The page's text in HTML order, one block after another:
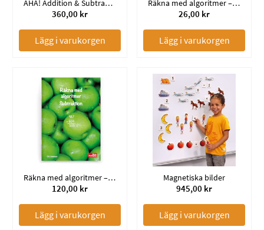
AHA! Addition & Subtraktion
360,00 kr
Lägg i varukorgen
Räkna med algoritmer – Subtraktion
26,00 kr
Lägg i varukorgen
Räkna med algoritmer – Subtraktion / 5-pack
120,00 kr
Lägg i varukorgen
Magnetiska bilder
945,00 kr
Lägg i varukorgen